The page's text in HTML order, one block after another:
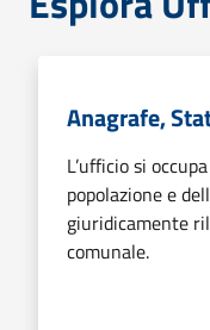
Anagrafe,
L’ufficio si
popolazione e
giuridicamente
comunale.